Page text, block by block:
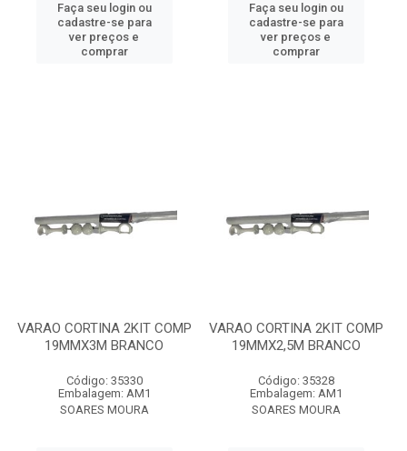
Faça seu login ou
cadastre-se para
ver preços e
comprar
Faça seu login ou
cadastre-se para
ver preços e
comprar
VARAO CORTINA 2KIT COMP
19MMX3M BRANCO
Código: 35330
Embalagem: AM1
SOARES MOURA
VARAO CORTINA 2KIT COMP
19MMX2,5M BRANCO
Código: 35328
Embalagem: AM1
SOARES MOURA